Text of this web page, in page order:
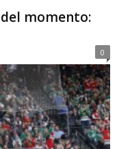
momento:
0